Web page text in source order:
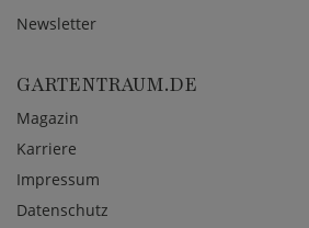
Newsletter
GARTENTRAUM.DE
Magazin
Karriere
Impressum
Datenschutz